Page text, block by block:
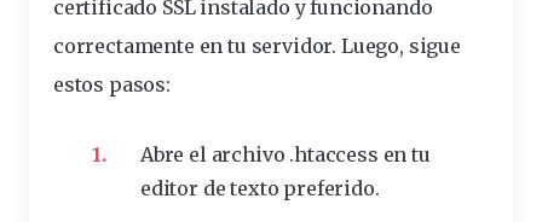
certificado SSL instalado y funcionando
correctamente en tu servidor. Luego, sigue
estos pasos:
Abre el archivo .htaccess en tu
editor de texto preferido.